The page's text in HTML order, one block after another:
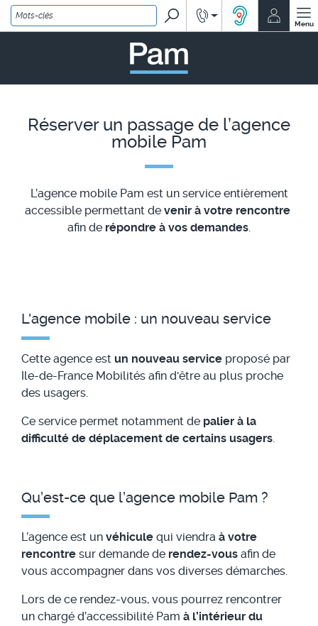
Rechercher
Renseignements
ACCEO,MonMenu
PAM - un service Île-
Réserver un passage de l’agence
mobile Pam
L’agence mobile Pam est un service entièrement
accessible permettant de venir à votre rencontre
afin de répondre à vos demandes.
L'agence mobile : un nouveau service
Cette agence est un nouveau service proposé par
Ile-de-France Mobilités afin d'être au plus proche
des usagers.
Ce service permet notamment de palier à la
difficulté de déplacement de certains usagers
Qu’est-ce que l’agence mobile Pam ?
L’agence est un véhicule qui viendra à votre
rencontre sur demande de rendez-vous afin de
vous accompagner dans vos diverses démarches.
Lors de ce rendez-vous, vous pourrez rencontrer
un chargé d’accessibilité Pam à l’intérieur du